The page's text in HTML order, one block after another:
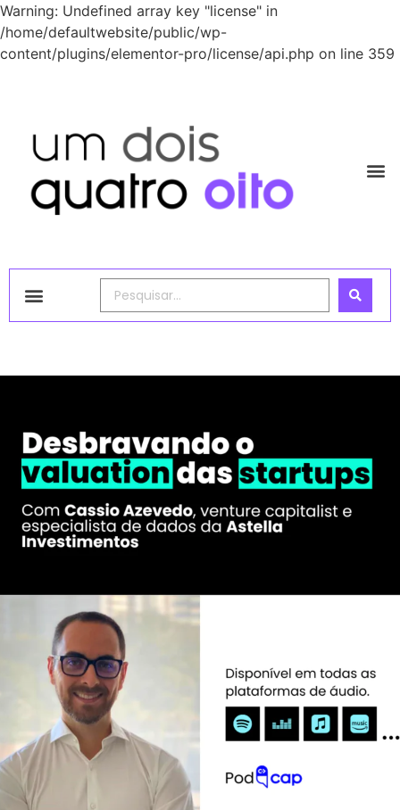
Warning: Undefined array key "license" in
/home/defaultwebsite/public/wp-
content/plugins/elementor-pro/license/api.php on line 359